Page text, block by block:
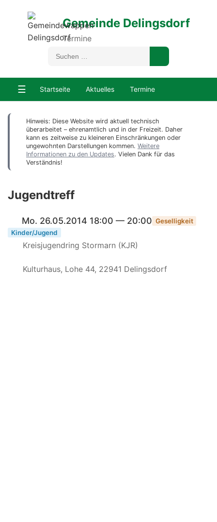
Gemeinde Delingsdorf
Termine
☰ Startseite Aktuelles Termine
Hinweis: Diese Website wird aktuell technisch
überarbeitet – ehrenamtlich und in der Freizeit. Daher
kann es zeitweise zu kleineren Einschränkungen oder
ungewohnten Darstellungen kommen. Weitere
Informationen zu den Updates. Vielen Dank für das
Verständnis!
Jugendtreff
Mo. 26.05.2014 18:00 — 20:00 Geselligkeit
Kinder/Jugend
Kreisjugendring Stormarn (KJR)
Kulturhaus, Lohe 44, 22941 Delingsdorf